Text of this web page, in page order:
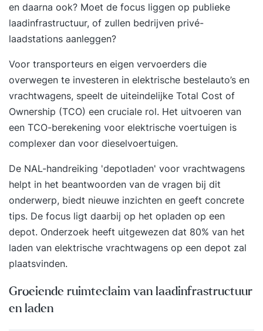
en daarna ook? Moet de focus liggen op publieke
laadinfrastructuur, of zullen bedrijven privé-
laadstations aanleggen?
Voor transporteurs en eigen vervoerders die
overwegen te investeren in elektrische bestelauto’s en
vrachtwagens, speelt de uiteindelijke Total Cost of
Ownership (TCO) een cruciale rol. Het uitvoeren van
een TCO-berekening voor elektrische voertuigen is
complexer dan voor dieselvoertuigen.
De NAL-handreiking 'depotladen' voor vrachtwagens
helpt in het beantwoorden van de vragen bij dit
onderwerp, biedt nieuwe inzichten en geeft concrete
tips. De focus ligt daarbij op het opladen op een
depot. Onderzoek heeft uitgewezen dat 80% van het
laden van elektrische vrachtwagens op een depot zal
plaatsvinden.
Groeiende ruimteclaim van laadinfrastructuur
en laden